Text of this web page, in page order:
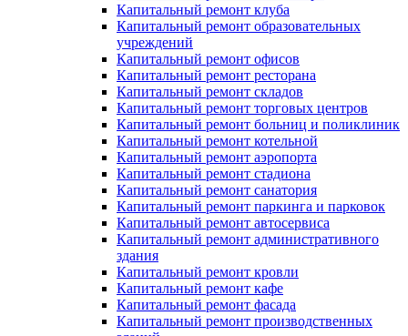
Капитальный ремонт клуба
Капитальный ремонт образовательных
учреждений
Капитальный ремонт офисов
Капитальный ремонт ресторана
Капитальный ремонт складов
Капитальный ремонт торговых центров
Капитальный ремонт больниц и поликлиник
Капитальный ремонт котельной
Капитальный ремонт аэропорта
Капитальный ремонт стадиона
Капитальный ремонт санатория
Капитальный ремонт паркинга и парковок
Капитальный ремонт автосервиса
Капитальный ремонт административного
здания
Капитальный ремонт кровли
Капитальный ремонт кафе
Капитальный ремонт фасада
Капитальный ремонт производственных